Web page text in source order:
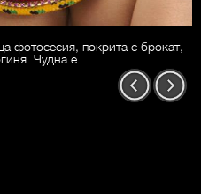
фотосесия, покрита с брокат,
Чудна е